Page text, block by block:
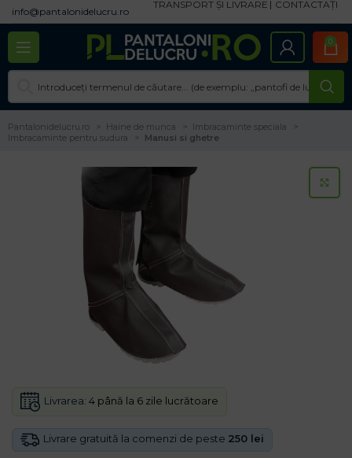
info@pantalonidelucru.ro
TRANSPORT ȘI LIVRARE CONTACTAȚI
0
Pantalonidelucru.ro Haine de munca
Imbracaminte speciala
Imbracaminte pentru sudura
Manusi si ghetre
Livrare gratuită la comenzi de peste 250 lei
Livrarea: 4 până la 6 zile lucrătoare